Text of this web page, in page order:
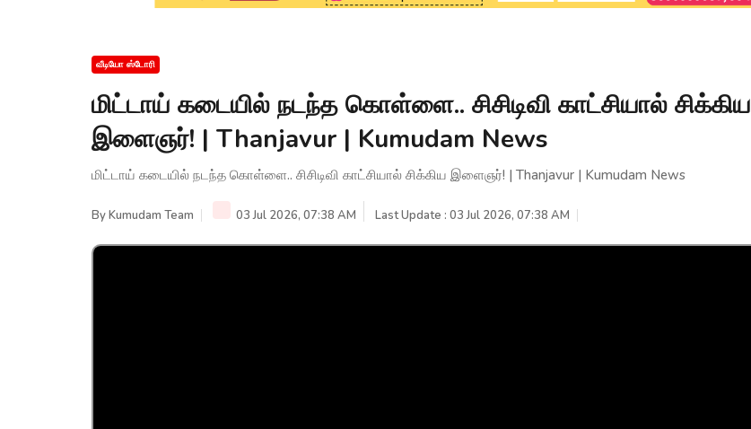
வீடியோ ஸ்டோரி
மிட்டாய் கடையில் நடந்த கொள்ளை.. சிசிடிவி காட்சியால் சிக்கிய
இளைஞர்! | Thanjavur | Kumudam News
மிட்டாய் கடையில் நடந்த கொள்ளை.. சிசிடிவி காட்சியால் சிக்கிய இளைஞர்! | Thanjavur | Kumudam News
ByKumudam Team 03 Jul 2026, 07:38 AM Last Update : 03 Jul 2026, 07:38 AM